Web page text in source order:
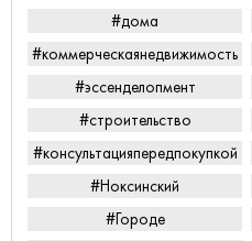
#дома
#коммерческаянедвижимость
#эссенделопмент
#строительство
#консультацияпередпокупкой
#Ноксинский
#Городе